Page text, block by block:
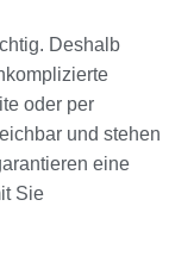
Deshalb
oder per
und stehen
eine
Sie